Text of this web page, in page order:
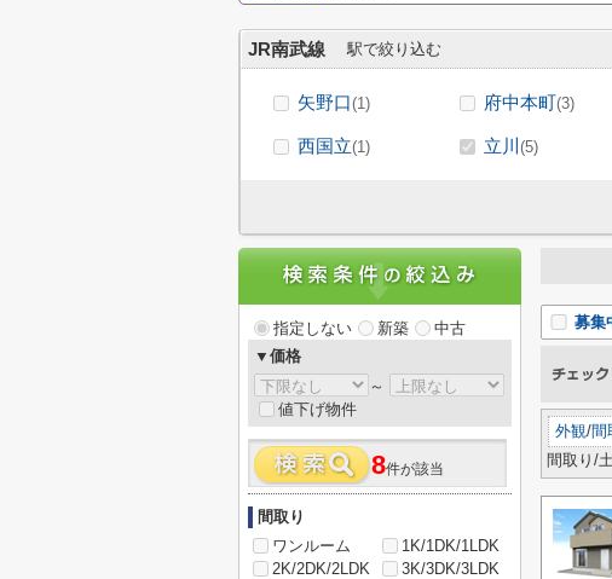
JR南武線 駅で絞り込む
矢野口(1) 府中本町(3)
西国立(1) 立川 (5)
募集
外観/間
間取り/
指定しない 新築
中古
▼価格
～
値下げ物件
8件が該当
間取り
ワンルーム
1K/1DK/1LDK
2K/2DK/2LDK
3K/3DK/3LDK